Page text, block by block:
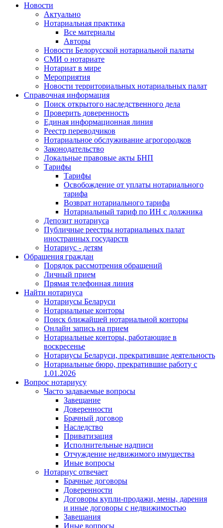
Новости
Актуально
Нотариальная практика
Все материалы
Авторы
Новости Белорусской нотариальной палаты
СМИ о нотариате
Нотариат в мире
Мероприятия
Новости территориальных нотариальных палат
Справочная информация
Поиск открытого наследственного дела
Проверить доверенность
Единая информационная линия
Реестр переводчиков
Нотариальное обслуживание агрогородков
Законодательство
Локальные правовые акты БНП
Тарифы
Тарифы
Освобождение от уплаты нотариального
тарифа
Возврат нотариального тарифа
Нотариальный тариф по ИН с должника
Депозит нотариуса
Публичные реестры нотариальных палат
иностранных государств
Нотариус - детям
Обращения граждан
Порядок рассмотрения обращений
Личный прием
Прямая телефонная линия
Найти нотариуса
Нотариусы Беларуси
Нотариальные конторы
Поиск ближайшей нотариальной конторы
Онлайн запись на прием
Нотариальные конторы, работающие в
воскресенье
Нотариусы Беларуси, прекратившие деятельность
Нотариальные бюро, прекратившие работу с
1.01.2026
Вопрос нотариусу
Часто задаваемые вопросы
Завещание
Доверенности
Брачный договор
Наследство
Приватизация
Исполнительные надписи
Отчуждение недвижимого имущества
Иные вопросы
Нотариус отвечает
Брачные договоры
Доверенности
Договоры купли-продажи, мены, дарения
и иные договоры с недвижимостью
Завещания
Иные вопросы